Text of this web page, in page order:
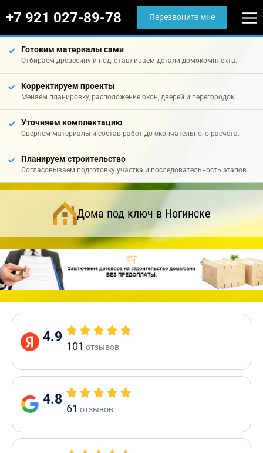
+7 921 027-89-78 Перезвоните мне
Готовим материалы сами
Отбираем древесину и подготавливаем детали домокомплекта.
Корректируем проекты
Меняем планировку, расположение окон, дверей и перегородок.
Уточняем комплектацию
Сверяем материалы и состав работ до окончательного расчёта.
Планируем строительство
Согласовываем подготовку участка и последовательность этапов.
Дома под ключ в Ногинске
4.9
101 отзывов
4.8
61 отзывов